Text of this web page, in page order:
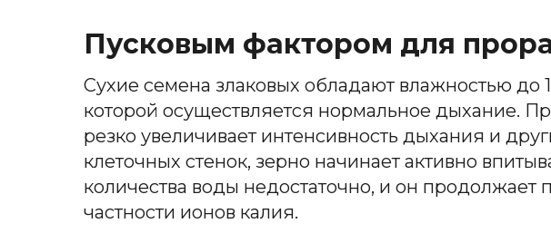
Пусковым фактором для
Сухие семена злаковых обладают влажностью до
которой осуществляется нормальное дыхание.
резко увеличивает интенсивность дыхания и
клеточных стенок, зерно начинает активно
количества воды недостаточно, и он
частности ионов калия.